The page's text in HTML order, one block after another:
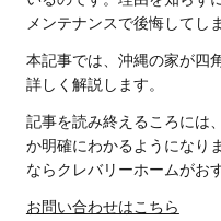
メンテナンスで後悔してし
本記事では、沖縄の家が四
詳しく解説します。
記事を読み終えるころには
か明確にわかるようになり
ならクレバリーホームがお
お問い合わせはこちら